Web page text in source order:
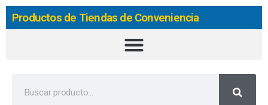
Productos de Tiendas de Conveniencia